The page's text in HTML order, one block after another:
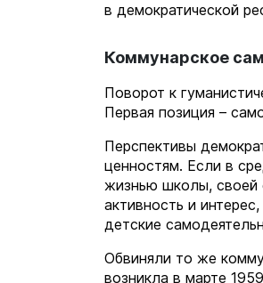
в демократической
Коммунарское
Поворот к
Первая позиция –
Перспективы
ценностям. Если в
жизнью школы, своей
активность и
детские
Обвиняли то же
возникла в марте